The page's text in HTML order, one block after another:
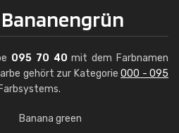
Bananengrün
095 70 40 mit dem Farbnamen
gehört zur Kategorie000 - 095
Banana green